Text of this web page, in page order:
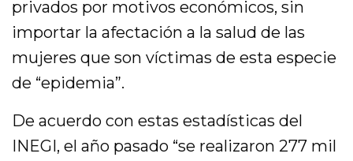
privados por motivos económicos, sin
importar la afectación a la salud de las
mujeres que son víctimas de esta especie
de “epidemia”.
De acuerdo con estas estadísticas del
INEGI, el año pasado “se realizaron 277 mil